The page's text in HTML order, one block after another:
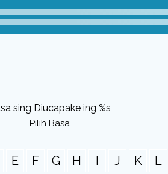
sing Diucapake ing %s
Pilih Basa
E F G H I J K
L